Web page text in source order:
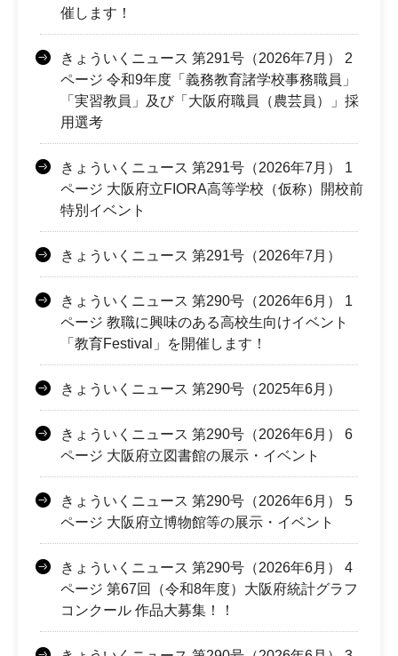
催します！
きょういくニュース 第291号（2026年7月） 2
ページ 令和9年度「義務教育諸学校事務職員」
「実習教員」及び「大阪府職員（農芸員）」採
用選考
きょういくニュース 第291号（2026年7月） 1
ページ 大阪府立FIORA高等学校（仮称）開校前
特別イベント
きょういくニュース 第291号（2026年7月）
きょういくニュース 第290号（2026年6月） 1
ページ 教職に興味のある高校生向けイベント
「教育Festival」を開催します！
きょういくニュース 第290号（2025年6月）
きょういくニュース 第290号（2026年6月） 6
ページ 大阪府立図書館の展示・イベント
きょういくニュース 第290号（2026年6月） 5
ページ 大阪府立博物館等の展示・イベント
きょういくニュース 第290号（2026年6月） 4
ページ 第67回（令和8年度）大阪府統計グラフ
コンクール 作品大募集！！